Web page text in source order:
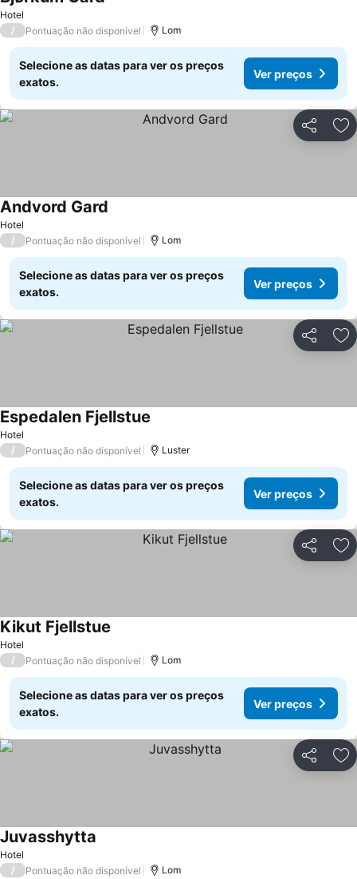
Hotel
/ Pontuação não disponível Lom
Selecione as datas para ver os preços
exatos.
Ver preços
Partilhar
Hotel
Andvord Gard
/ Pontuação não disponível Lom
Selecione as datas para ver os preços
exatos.
Ver preços
Partilhar
Hotel
Espedalen Fjellstue
/ Pontuação não disponível Luster
Selecione as datas para ver os preços
exatos.
Ver preços
Partilhar
Hotel
Kikut Fjellstue
/ Pontuação não disponível Lom
Selecione as datas para ver os preços
exatos.
Ver preços
Partilhar
Hotel
Juvasshytta
/ Pontuação não disponível Lom